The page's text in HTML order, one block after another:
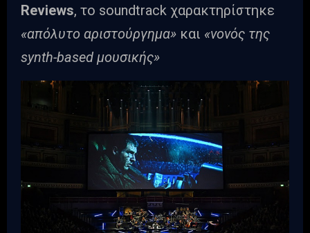
Reviews, το soundtrack χαρακτηρίστηκε
«απόλυτο αριστούργημα» και «νονός της
synth-based μουσικής»